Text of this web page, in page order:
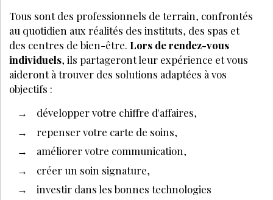
Tous sont des professionnels de terrain, confrontés
au quotidien aux réalités des instituts, des spas et
des centres de bien-être. Lors de rendez-vous
individuels, ils partageront leur expérience et vous
aideront à trouver des solutions adaptées à vos
objectifs :
développer votre chiffre d'affaires,
repenser votre carte de soins,
améliorer votre communication,
créer un soin signature,
investir dans les bonnes technologies